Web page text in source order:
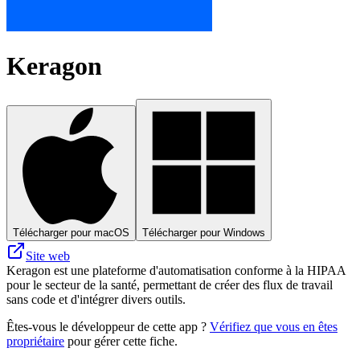
Keragon
Télécharger pour macOS Télécharger pour Windows
Site web
Keragon est une plateforme d'automatisation conforme à la HIPAA
pour le secteur de la santé, permettant de créer des flux de travail
sans code et d'intégrer divers outils.
Êtes-vous le développeur de cette app ? Vérifiez que vous en êtes
propriétaire pour gérer cette fiche.